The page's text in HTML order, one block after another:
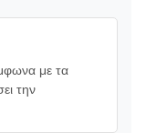
με τα
την